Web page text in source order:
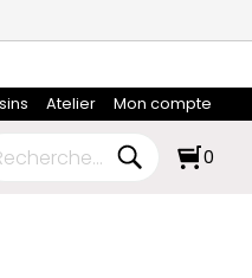
Atelier Mon compte
de fond RABAIS FIN DE
0